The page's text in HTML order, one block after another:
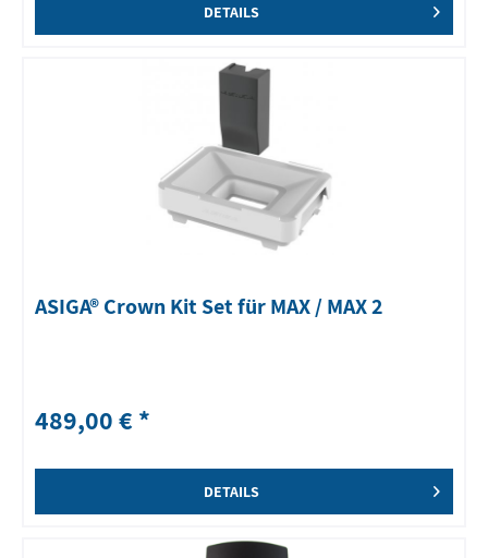
DETAILS
ASIGA® Crown Kit Set für MAX / MAX 2
489,00 € *
DETAILS